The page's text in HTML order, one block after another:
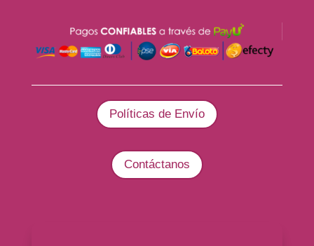
Políticas de Envío
Contáctanos